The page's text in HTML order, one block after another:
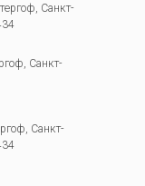
Санкт-
Санкт-
, Санкт-